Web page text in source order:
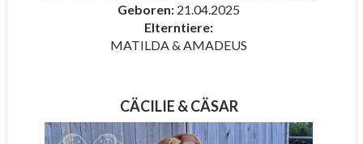
Geboren: 21.04.2025
Elterntiere:
MATILDA & AMADEUS
CÄCILIE & CÄSAR